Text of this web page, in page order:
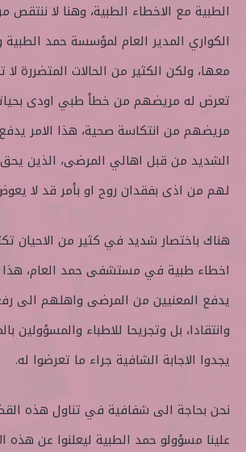
الطبية مع الاخطاء الطبية، وهنا لا ننتقص
الكواري المدير العام لمؤسسة حمد الطبية
معها، ولكن الكثير من الحالات المتضررة
تعرض له مريضهم من خطأ طبي اودى
مريضهم من انتكاسة صحية، هذا الامر يدفع
الشديد من قبل اهالي المرضى، الذين
لهم من اذى بفقدان روح او بأمر قد لا
هناك باختصار شديد في كثير من الاحيان
اخطاء طبية في مستشفى حمد العام، هذا
يدفع المعنيين من المرضى واهلهم الى
وانتقادا، بل وتجريحا للاطباء والمسؤولين
يجدوا الاجابة الشافية جراء ما تعرضوا له.
نحن بحاجة الى شفافية في تناول هذه
علينا مسؤولو حمد الطبية ليعلنوا عن هذه